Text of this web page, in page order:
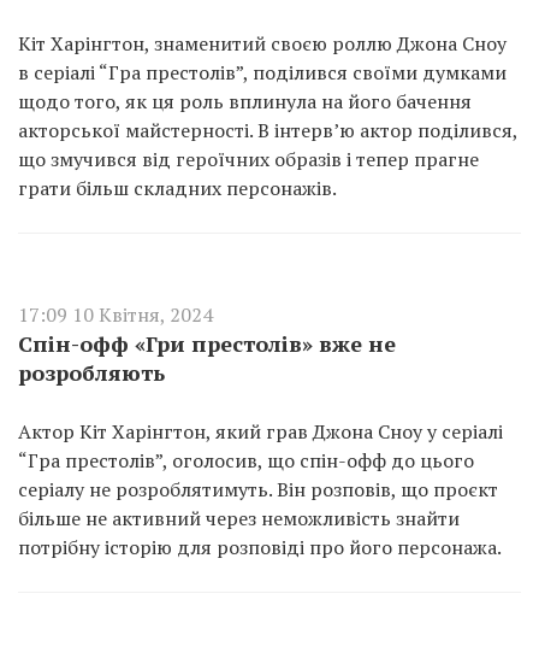
Кіт Харінгтон, знаменитий своєю роллю Джона Сноу
в серіалі “Гра престолів”, поділився своїми думками
щодо того, як ця роль вплинула на його бачення
акторської майстерності. В інтерв’ю актор поділився,
що змучився від героїчних образів і тепер прагне
грати більш складних персонажів.
17:09 10 Квітня, 2024
Спін-офф «Гри престолів» вже не
розробляють
Актор Кіт Харінгтон, який грав Джона Сноу у серіалі
“Гра престолів”, оголосив, що спін-офф до цього
серіалу не розроблятимуть. Він розповів, що проєкт
більше не активний через неможливість знайти
потрібну історію для розповіді про його персонажа.